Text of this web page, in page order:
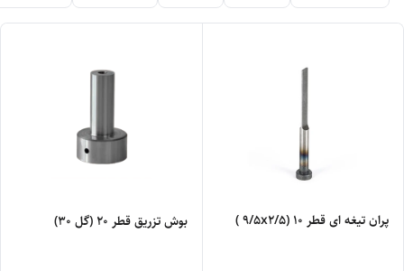
پران تیغه ای قطر 10 (9/5x2/5 ) بوش تزریق قطر 20 (گل 30)